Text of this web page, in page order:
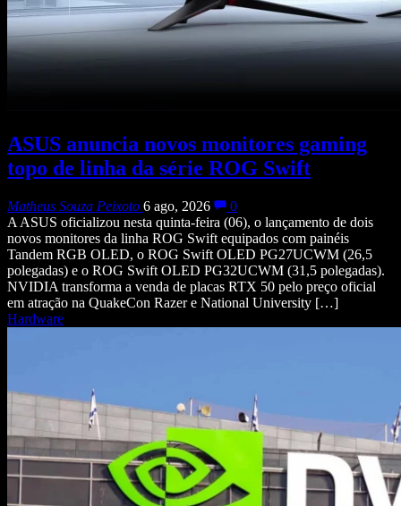
ASUS anuncia novos monitores gaming
topo de linha da série ROG Swift
Matheus Souza Peixoto 6 ago, 2026
0
A ASUS oficializou nesta quinta-feira (06), o lançamento de dois
novos monitores da linha ROG Swift equipados com painéis
Tandem RGB OLED, o ROG Swift OLED PG27UCWM (26,5
polegadas) e o ROG Swift OLED PG32UCWM (31,5 polegadas).
NVIDIA transforma a venda de placas RTX 50 pelo preço oficial
em atração na QuakeCon Razer e National University […]
Hardware